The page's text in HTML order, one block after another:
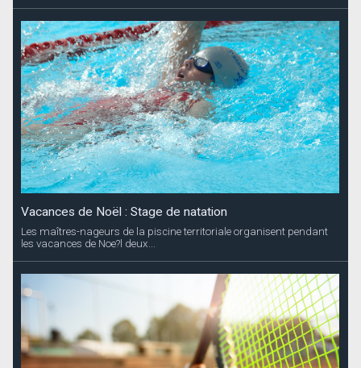
Vacances de Noël : Stage de natation
Les maîtres-nageurs de la piscine territoriale organisent pendant
les vacances de Noe?l deux...